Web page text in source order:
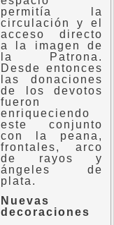
permitía la
circulación y el
acceso directo
a la imagen de
la Patrona.
Desde entonces
las donaciones
de los devotos
fueron
enriqueciendo
este conjunto
con la peana,
frontales, arco
de rayos y
ángeles de
plata.
Nuevas
decoraciones